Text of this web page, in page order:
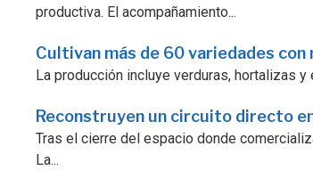
productiva. El acompañamiento...
Cultivan más de 60 variedades
La producción incluye verduras, hortalizas
Reconstruyen un circuito directo
Tras el cierre del espacio donde
La...